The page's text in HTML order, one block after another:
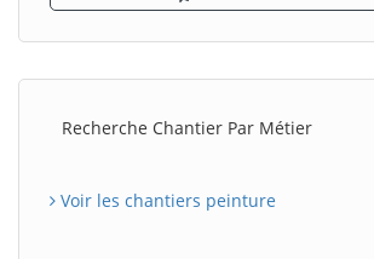
Recherche Chantier Par Métier
Voir les chantiers peinture